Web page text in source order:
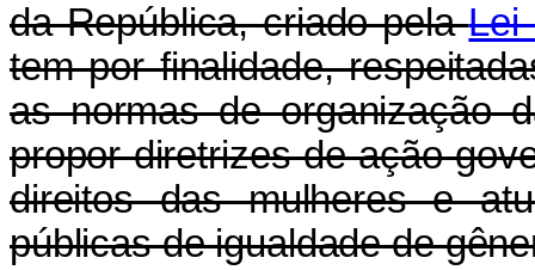
da República, criado pelaLei
tem por finalidade,
as normas de organização
propor diretrizes de ação
direitos das mulheres e
públicas de igualdade de